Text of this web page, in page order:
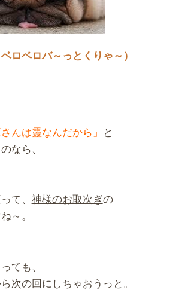
ベロベロバ～っとくりゃ～）
んは靈なんだから」 と
なら、
て、 神様のお取次ぎの
～。
ても、
次の回にしちゃおうっと。